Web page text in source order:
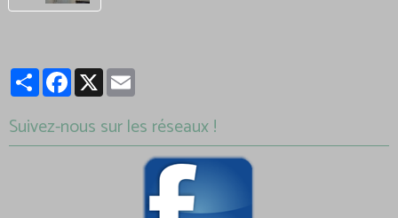
PartagerFacebook
X
Suivez-nous sur les réseaux !